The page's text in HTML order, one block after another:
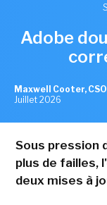
Adobe
Maxwell Cooter,
Juillet 2026
Sous pression
plus de failles,
deux mises à